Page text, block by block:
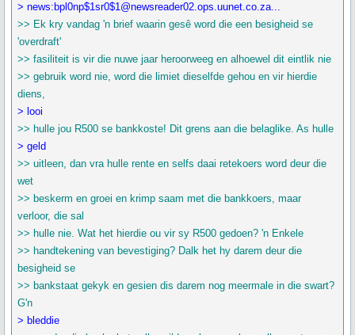
> news:bpl0np$1sr0$1@newsreader02.ops.uunet.co.za...
>> Ek kry vandag 'n brief waarin gesê word die een besigheid se
'overdraft'
>> fasiliteit is vir die nuwe jaar heroorweeg en alhoewel dit eintlik nie
>> gebruik word nie, word die limiet dieselfde gehou en vir hierdie
diens,
> looi
>> hulle jou R500 se bankkoste! Dit grens aan die belaglike. As hulle
> geld
>> uitleen, dan vra hulle rente en selfs daai retekoers word deur die
wet
>> beskerm en groei en krimp saam met die bankkoers, maar
verloor, die sal
>> hulle nie. Wat het hierdie ou vir sy R500 gedoen? 'n Enkele
>> handtekening van bevestiging? Dalk het hy darem deur die
besigheid se
>> bankstaat gekyk en gesien dis darem nog meermale in die swart?
G'n
> bleddie